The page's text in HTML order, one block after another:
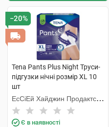
−20%
Tena Pants Plus Night Труси-
підгузки нічні розмір XL 10
шт
ЕсСіЕй Хайджин Продактс
Хугезанд
Є в наявності